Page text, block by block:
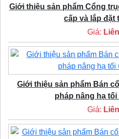
Giới thiệu sản phẩm Cổng
cấp và lắp đặt
Giá:
Giới thiệu sản phẩm Bán
pháp nâng hạ
Giá: